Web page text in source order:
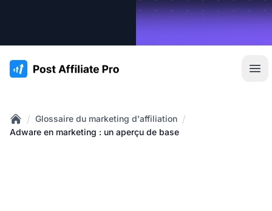
:site.title
Home
/ Glossaire du marketing d'affiliation /
Adware en marketing : un aperçu de base